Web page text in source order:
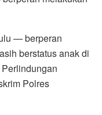
— berperan
berstatus anak di
Polres